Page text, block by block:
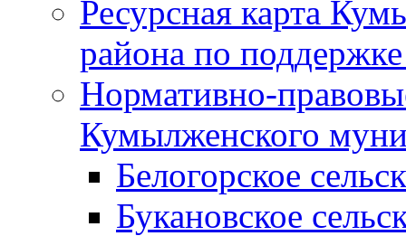
Ресурсная карта
района по
Нормативно-
Кумылженского
Белогорское
Букановское